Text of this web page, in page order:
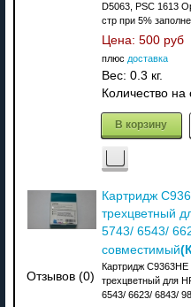
D5063, PSC 1613
стр при 5%
Цена: 500 руб
плюс доставка
Вес: 0.3 кг.
Количество на
В корзину
Отзывов (0)
Картридж
трехцветный
5743/ 6543/
совместимый
Картридж C9363HE
трехцветный для
6543/ 6623/ 6843/